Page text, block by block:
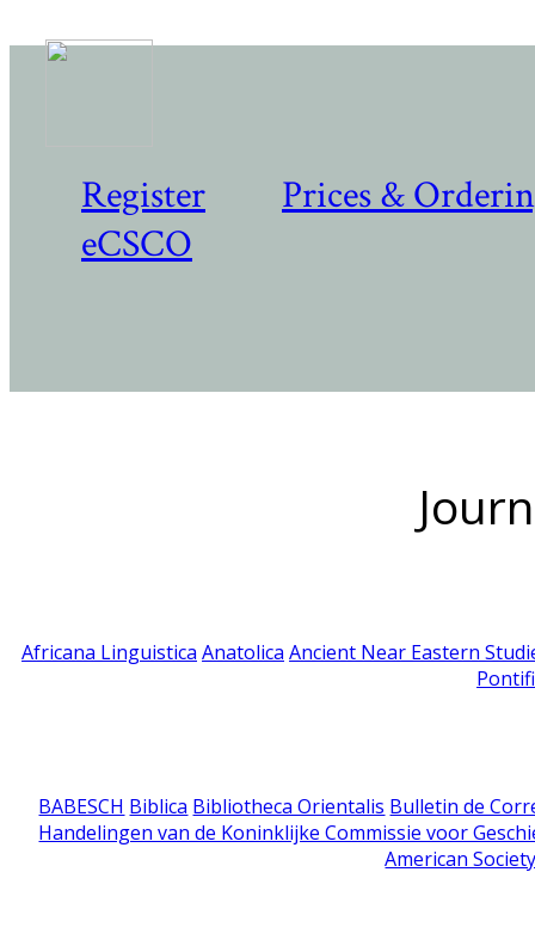
Register
Prices &
eCSCO
Africana Linguistica Anatolica Ancient Near Eastern
BABESCH Biblica Bibliotheca Orientalis Bulletin de
Handelingen van de Koninklijke Commissie voor
American